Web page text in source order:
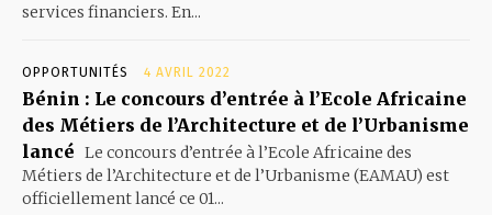
services financiers. En...
OPPORTUNITÉS 4 AVRIL 2022
Bénin : Le concours d’entrée à l’Ecole Africaine
des Métiers de l’Architecture et de l’Urbanisme
lancé Le concours d’entrée à l’Ecole Africaine des
Métiers de l’Architecture et de l’Urbanisme (EAMAU) est
officiellement lancé ce 01...